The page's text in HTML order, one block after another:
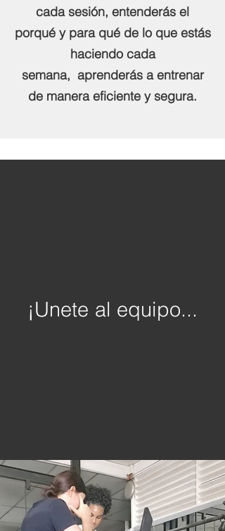
cada sesión, entenderás el
porqué y para qué de lo que estás
haciendo cada
semana, aprenderás a entrenar
de manera eficiente y segura.
¡Unete al equipo...